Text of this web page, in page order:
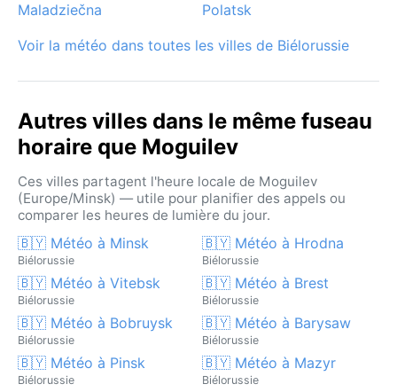
Maladziečna
Polatsk
Voir la météo dans toutes les villes de Biélorussie
Autres villes dans le même fuseau
horaire que Moguilev
Ces villes partagent l'heure locale de Moguilev
(Europe/Minsk) — utile pour planifier des appels ou
comparer les heures de lumière du jour.
🇧🇾 Météo à Minsk
Biélorussie
🇧🇾 Météo à Hrodna
Biélorussie
🇧🇾 Météo à Vitebsk
Biélorussie
🇧🇾 Météo à Brest
Biélorussie
🇧🇾 Météo à Bobruysk
Biélorussie
🇧🇾 Météo à Barysaw
Biélorussie
🇧🇾 Météo à Pinsk
Biélorussie
🇧🇾 Météo à Mazyr
Biélorussie